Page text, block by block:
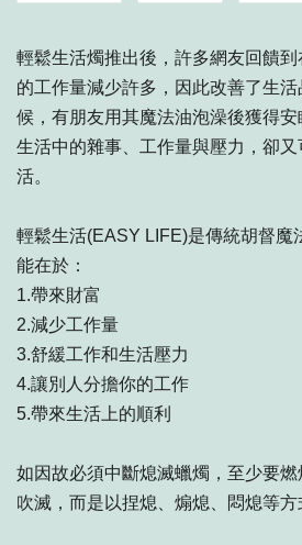
輕鬆生活燭推出後，許多網友回饋
的工作量減少許多，因此改善了生
候，有朋友用其魔法油泡澡後獲得
生活中的雜事、工作量與壓力，卻
活。
輕鬆生活(EASY LIFE)是傳統胡督魔
能在於：
1.帶來財富
2.減少工作量
3.舒緩工作和生活壓力
4.讓別人分擔你的工作
5.帶來生活上的順利
如因故必須中斷熄滅蠟燭，至少要
吹滅，而是以捏熄、煽熄、悶熄等方